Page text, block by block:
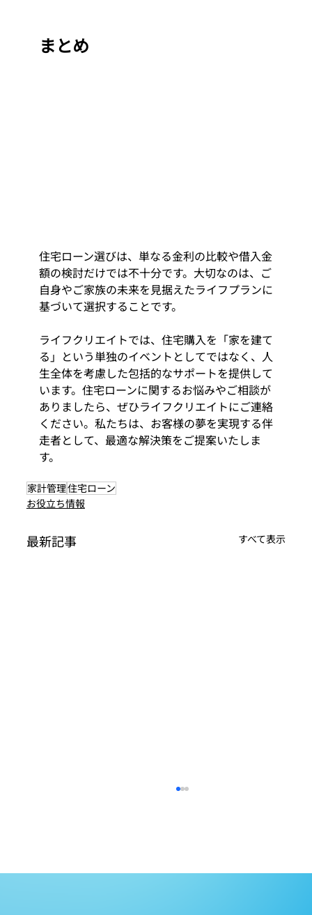
まとめ
住宅ローン選びは、単なる金利の比較や借入金
額の検討だけでは不十分です。大切なのは、ご
自身やご家族の未来を見据えたライフプランに
基づいて選択することです。
ライフクリエイトでは、住宅購入を「家を建て
る」という単独のイベントとしてではなく、人
生全体を考慮した包括的なサポートを提供して
います。住宅ローンに関するお悩みやご相談が
ありましたら、ぜひライフクリエイトにご連絡
ください。私たちは、お客様の夢を実現する伴
走者として、最適な解決策をご提案いたしま
す。
家計管理住宅ローン
お役立ち情報
最新記事 すべて表示